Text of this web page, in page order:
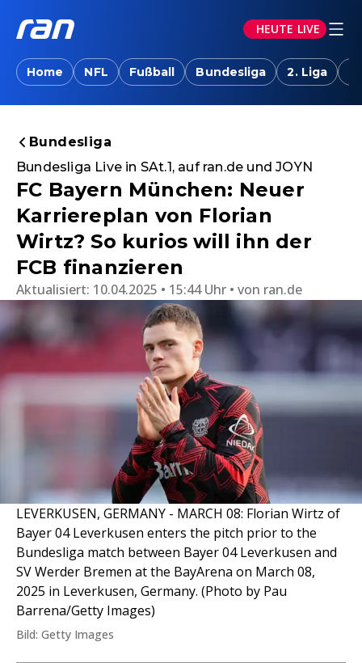
HEUTE LIVE
Home NFL Fußball Bundesliga 2. Liga
Bundesliga
Bundesliga Live in SAt.1, auf ran.de und JOYN
FC Bayern München: Neuer
Karriereplan von Florian
Wirtz? So kurios will ihn der
FCB finanzieren
Aktualisiert: 10.04.2025 • 15:44 Uhr von ran.de
LEVERKUSEN, GERMANY - MARCH 08: Florian Wirtz of
Bayer 04 Leverkusen enters the pitch prior to the
Bundesliga match between Bayer 04 Leverkusen and
SV Werder Bremen at the BayArena on March 08,
2025 in Leverkusen, Germany. (Photo by Pau
Barrena/Getty Images)
Bild: Getty Images